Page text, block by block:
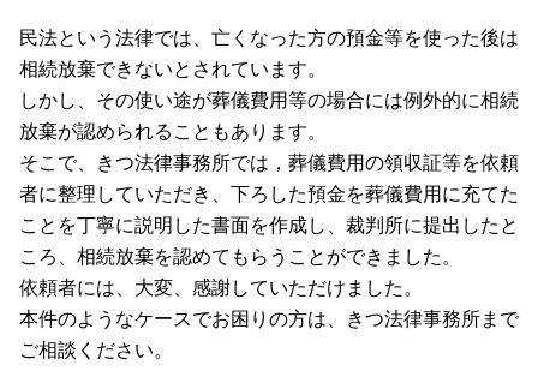
民法という法律では、亡くなった方の預金等を使った後は
相続放棄できないとされています。
しかし、その使い途が葬儀費用等の場合には例外的に相続
放棄が認められることもあります。
そこで、きつ法律事務所では，葬儀費用の領収証等を依頼
者に整理していただき、下ろした預金を葬儀費用に充てた
ことを丁寧に説明した書面を作成し、裁判所に提出したと
ころ、相続放棄を認めてもらうことができました。
依頼者には、大変、感謝していただけました。
本件のようなケースでお困りの方は、きつ法律事務所まで
ご相談ください。